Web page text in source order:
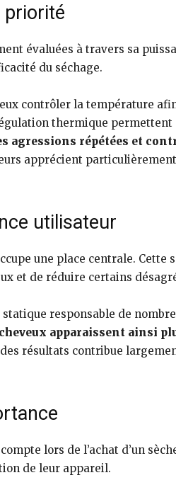
priorité
évaluées à travers sa
du séchage.
contrôler la température
thermique
agressions répétées et
apprécient
utilisateur
une place centrale. Cette
et de réduire certains
responsable de
apparaissent ainsi
résultats contribue
lors de l’achat d’un
de leur appareil.